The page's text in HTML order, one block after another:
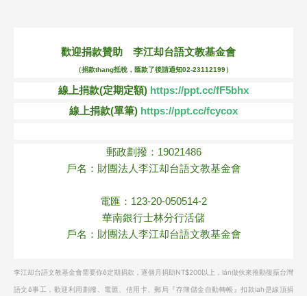
歡迎捐款贊助 李江却台語文教基金會
（捐款thang抵稅，匯款了後請通知02-23112199）
線上捐款(定期定額) https://ppt.cc/fF5bhx
線上捐款(單筆) https://ppt.cc/fcycox
郵政劃撥：19021486
戶名：財團法人李江却台語文教基金會
電匯：123-20-050514-2
華南銀行士林分行活儲
戶名：財團法人李江却台語文教基金會
李江却台語文教基金會需要你ê定期捐款，逐個月捐助NT$200以上，lán做伙來推動復振台灣
語文ê事工，歡迎利用劃撥、電匯、信用卡、郵局『存簿儲金自動轉帳』扣款iah是線頂捐